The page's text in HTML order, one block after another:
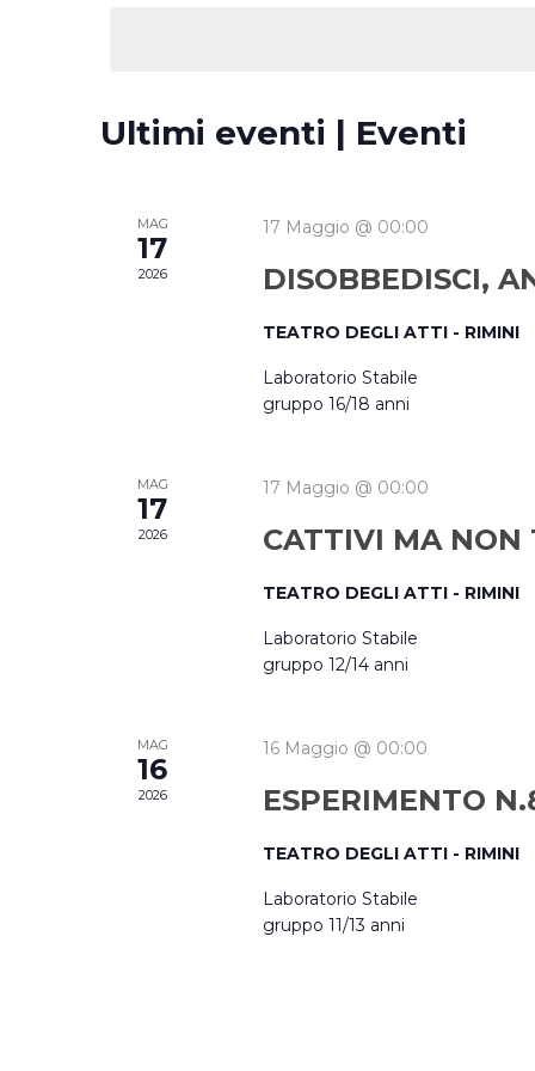
Ultimi eventi | Eventi
MAG
17
2026
17 Maggio @ 00:00
DISOBBEDISCI,
TEATRO DEGLI ATTI - RIMINI
Laboratorio Stabile
gruppo 16/18 anni
MAG
17
2026
17 Maggio @ 00:00
CATTIVI MA NON
TEATRO DEGLI ATTI - RIMINI
Laboratorio Stabile
gruppo 12/14 anni
MAG
16
2026
16 Maggio @ 00:00
ESPERIMENTO
TEATRO DEGLI ATTI - RIMINI
Laboratorio Stabile
gruppo 11/13 anni